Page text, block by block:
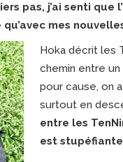
pas, j’ai senti
mes
Hoka décrit les
chemin entre
pour cause, on
surtout en
entre les
est